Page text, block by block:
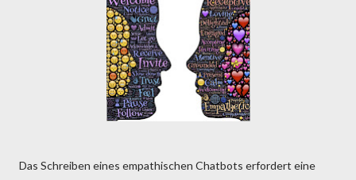
Das Schreiben eines empathischen Chatbots erfordert eine